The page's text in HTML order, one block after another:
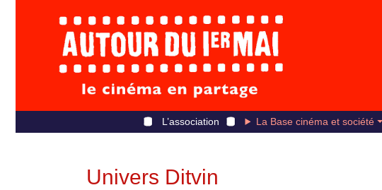
L’association La Base cinéma et société
Univers Ditvin